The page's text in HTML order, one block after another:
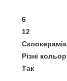
6
12
Різні
Так